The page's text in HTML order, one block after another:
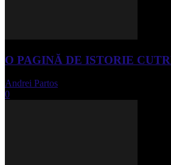
O PAGINĂ DE ISTORIE
Andrei Partos
0